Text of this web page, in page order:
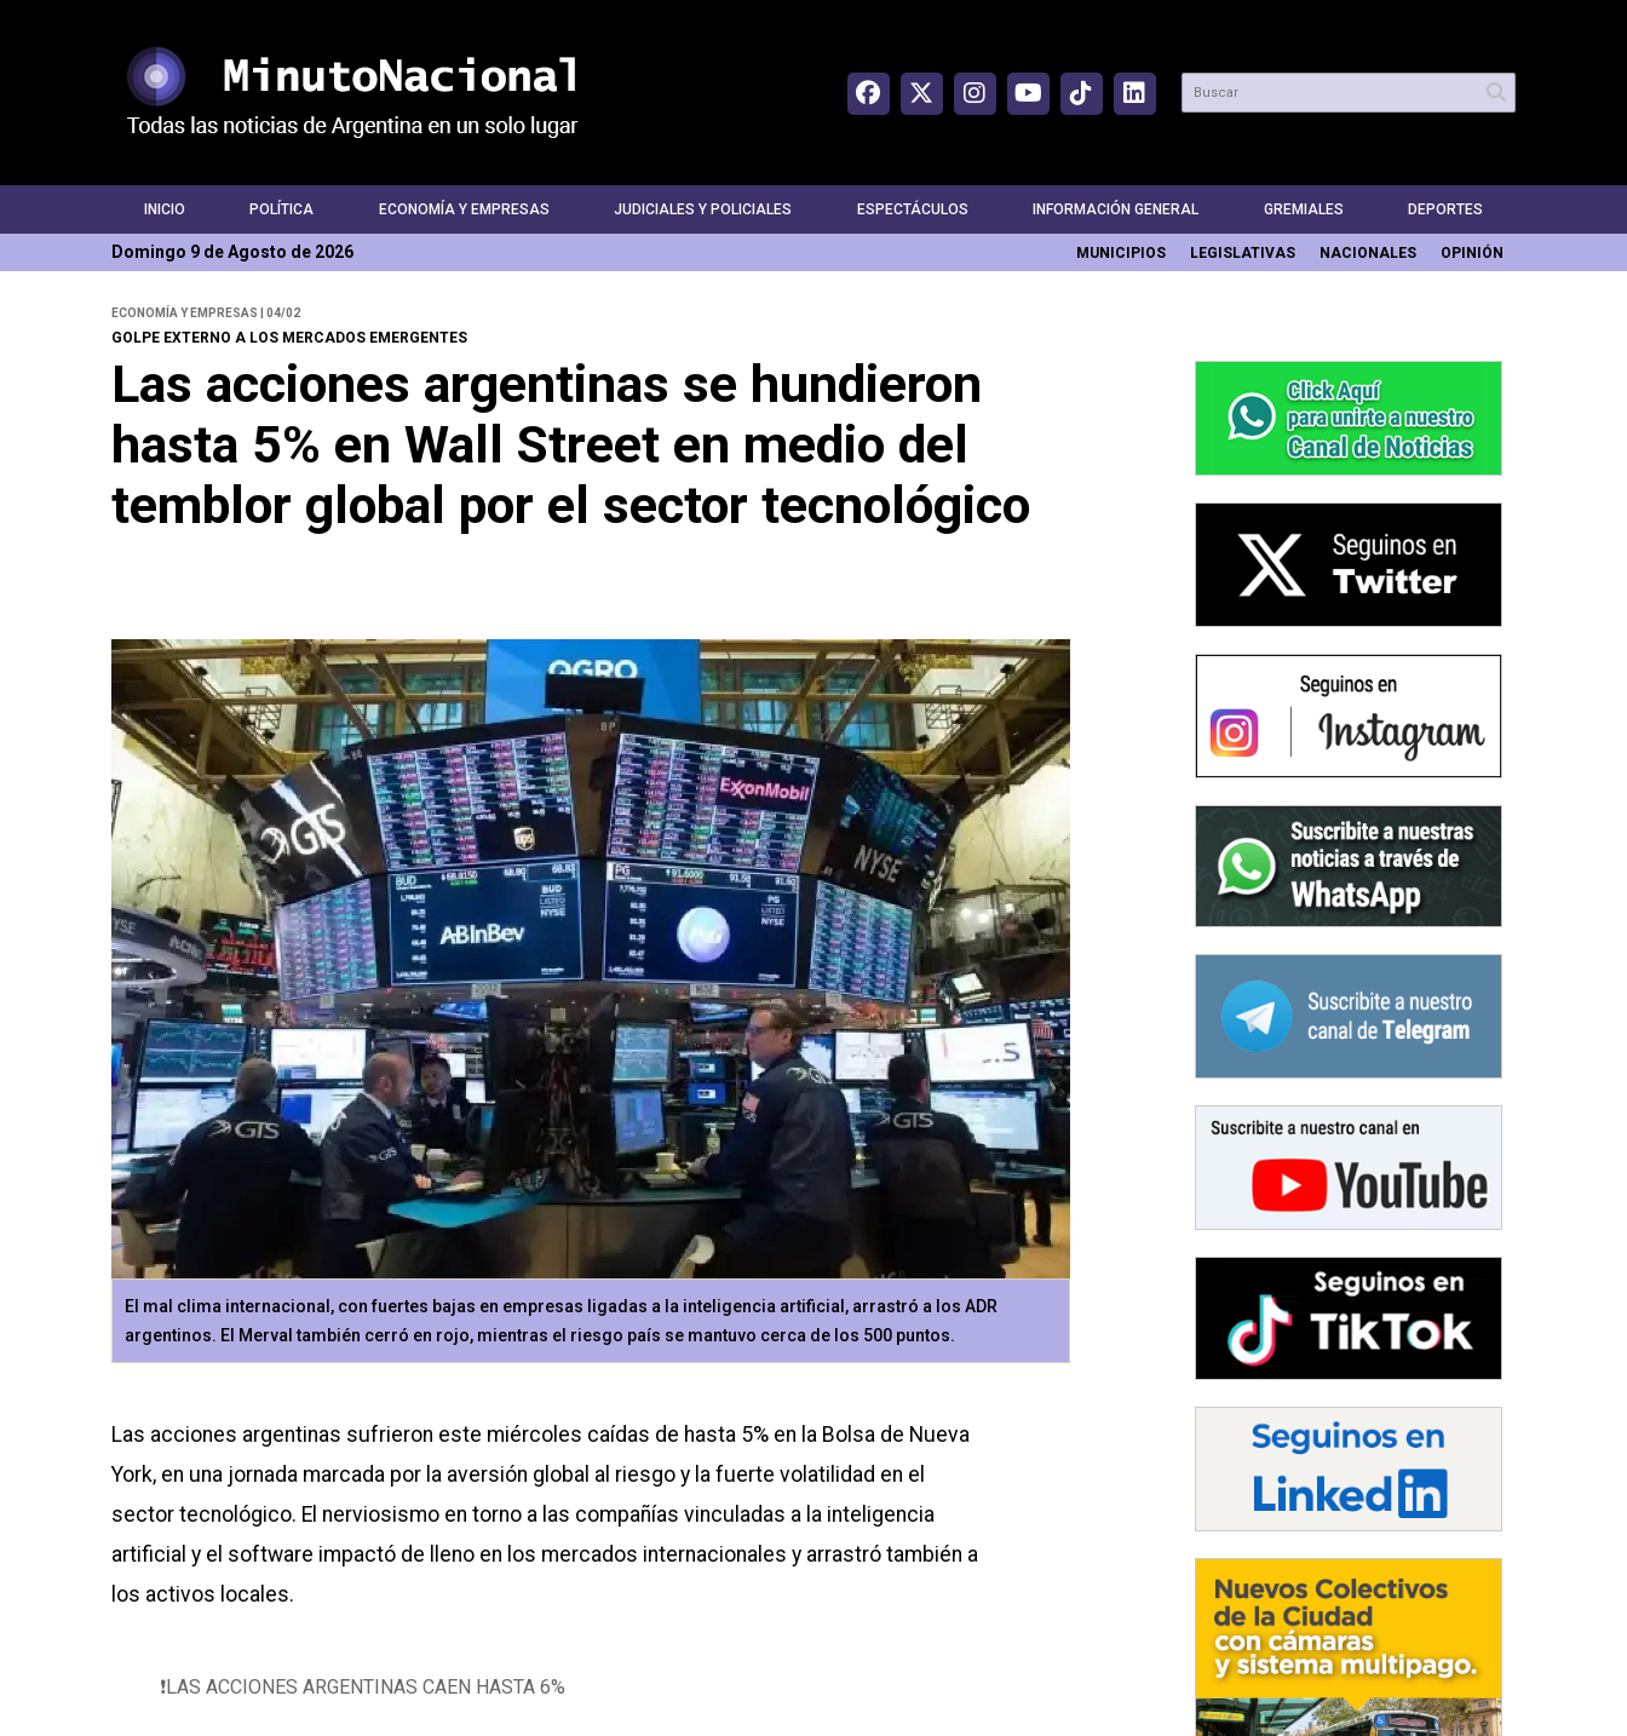
INICIO POLÍTICA ECONOMÍA Y EMPRESAS JUDICIALES Y POLICIALES ESPECTÁCULOS INFORMACIÓN GENERAL GREMIALES DEPORTES
Domingo 9 de Agosto de 2026 MUNICIPIOS LEGISLATIVAS NACIONALES OPINIÓN
ECONOMÍA Y EMPRESAS | 04/02
GOLPE EXTERNO A LOS MERCADOS EMERGENTES
Las acciones argentinas se hundieron
hasta 5% en Wall Street en medio del
temblor global por el sector tecnológico
El mal clima internacional, con fuertes bajas en empresas ligadas a la inteligencia artificial, arrastró a los ADR
argentinos. El Merval también cerró en rojo, mientras el riesgo país se mantuvo cerca de los 500 puntos.
Las acciones argentinas sufrieron este miércoles caídas de hasta 5% en la Bolsa de Nueva
York, en una jornada marcada por la aversión global al riesgo y la fuerte volatilidad en el
sector tecnológico. El nerviosismo en torno a las compañías vinculadas a la inteligencia
artificial y el software impactó de lleno en los mercados internacionales y arrastró también a
los activos locales.
❗️LAS ACCIONES ARGENTINAS CAEN HASTA 6%